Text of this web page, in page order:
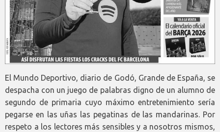
El Mundo Deportivo, diario de Godó, Grande de España, se
despacha con un juego de palabras digno de un alumno de
segundo de primaria cuyo máximo entretenimiento sería
pegarse en las uñas las pegatinas de las mandarinas. Por
respeto a los lectores más sensibles y a nosotros mismos,